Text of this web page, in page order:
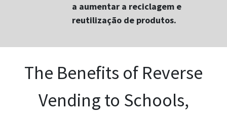
a aumentar a reciclagem e
reutilização de produtos.
The Benefits of Reverse
Vending to Schools,